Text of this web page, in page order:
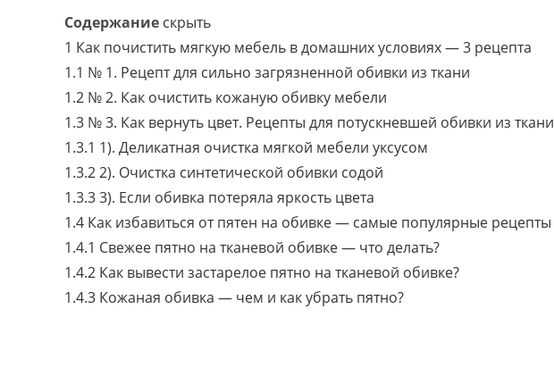
Содержание скрыть
1 Как почистить мягкую мебель в домашних условиях — 3 рецепта
1.1 № 1. Рецепт для сильно загрязненной обивки из ткани
1.2 № 2. Как очистить кожаную обивку мебели
1.3 № 3. Как вернуть цвет. Рецепты для потускневшей обивки из ткани
1.3.1 1). Деликатная очистка мягкой мебели уксусом
1.3.22). Очистка синтетической обивки содой
1.3.33). Если обивка потеряла яркость цвета
1.4 Как избавиться от пятен на обивке — самые популярные рецепты
1.4.1 Свежее пятно на тканевой обивке — что делать?
1.4.2 Как вывести застарелое пятно на тканевой обивке?
1.4.3 Кожаная обивка — чем и как убрать пятно?